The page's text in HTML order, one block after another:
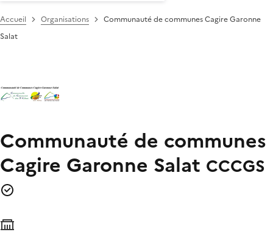
Accueil Organisations
Communauté de communes Cagire Garonne
Salat
Communauté de communes
Cagire Garonne Salat CCCGS